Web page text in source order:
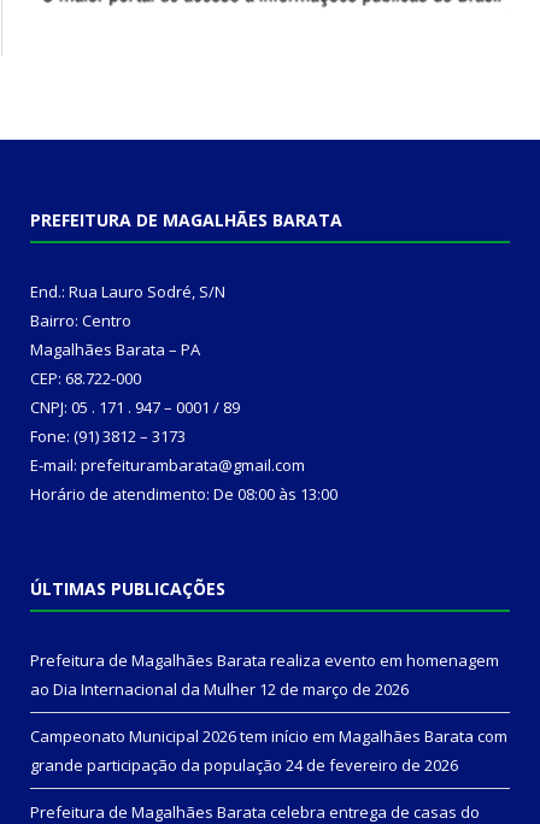
PREFEITURA DE MAGALHÃES BARATA
End.: Rua Lauro Sodré, S/N
Bairro: Centro
Magalhães Barata – PA
CEP: 68.722-000
CNPJ: 05 . 171 . 947 – 0001 / 89
Fone: (91) 3812 – 3173
E-mail: prefeiturambarata@gmail.com
Horário de atendimento: De 08:00 às 13:00
ÚLTIMAS PUBLICAÇÕES
Prefeitura de Magalhães Barata realiza evento em homenagem
ao Dia Internacional da Mulher 12 de março de 2026
Campeonato Municipal 2026 tem início em Magalhães Barata com
grande participação da população 24 de fevereiro de 2026
Prefeitura de Magalhães Barata celebra entrega de casas do